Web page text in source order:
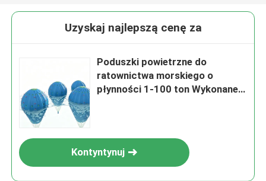
Uzyskaj najlepszą cenę za
Poduszki powietrzne do
ratownictwa morskiego o
płynności 1-100 ton Wykonane z
Kontyntynuj